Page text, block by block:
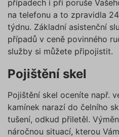
případech i při poruše
na telefonu a to zpravidla
týdnu. Základní asistenční
případů v ceně povinného
služby si můžete připojistit.
Pojištění skel
Pojištění skel oceníte např.
kamínek narazí do čelního
tušení, odkud přiletěl.
náročnou situací, kterou